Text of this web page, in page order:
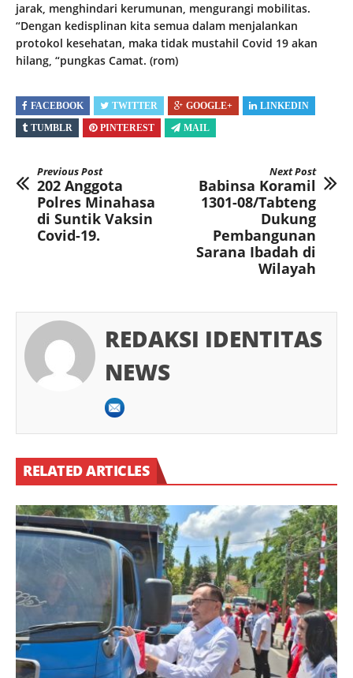
jarak, menghindari kerumunan, mengurangi mobilitas.
“Dengan kedisplinan kita semua dalam menjalankan
protokol kesehatan, maka tidak mustahil Covid 19 akan
hilang, “pungkas Camat. (rom)
FACEBOOK TWITTER GOOGLE+
LINKEDIN
TUMBLR
PINTEREST MAIL
Previous Post
202 Anggota
Polres Minahasa
di Suntik Vaksin
Covid-19.
Next Post
Babinsa Koramil
1301-08/Tabteng
Dukung
Pembangunan
Sarana Ibadah di
Wilayah
REDAKSI IDENTITAS
NEWS
RELATED ARTICLES